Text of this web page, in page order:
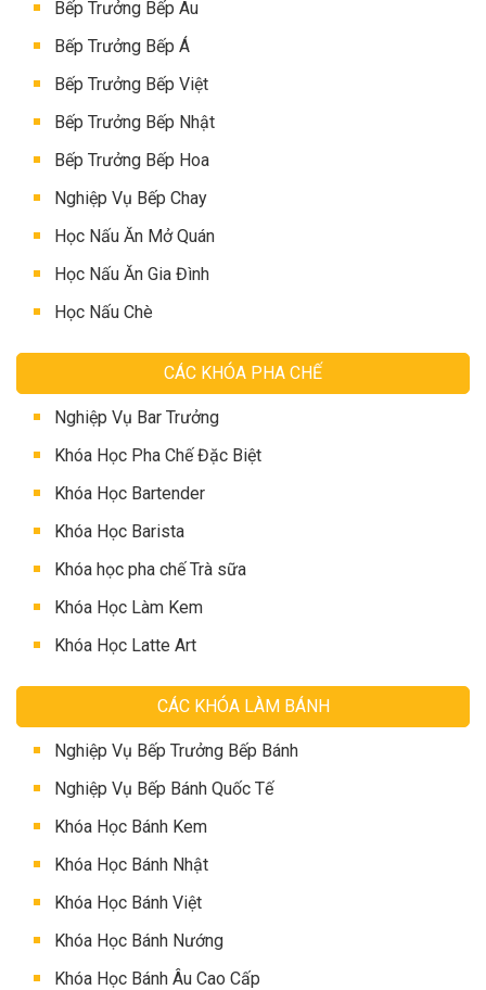
Bếp Trưởng Bếp Âu
Bếp Trưởng Bếp Á
Bếp Trưởng Bếp Việt
Bếp Trưởng Bếp Nhật
Bếp Trưởng Bếp Hoa
Nghiệp Vụ Bếp Chay
Học Nấu Ăn Mở Quán
Học Nấu Ăn Gia Đình
Học Nấu Chè
CÁC KHÓA PHA CHẾ
Nghiệp Vụ Bar Trưởng
Khóa Học Pha Chế Đặc Biệt
Khóa Học Bartender
Khóa Học Barista
Khóa học pha chế Trà sữa
Khóa Học Làm Kem
Khóa Học Latte Art
CÁC KHÓA LÀM BÁNH
Nghiệp Vụ Bếp Trưởng Bếp Bánh
Nghiệp Vụ Bếp Bánh Quốc Tế
Khóa Học Bánh Kem
Khóa Học Bánh Nhật
Khóa Học Bánh Việt
Khóa Học Bánh Nướng
Khóa Học Bánh Âu Cao Cấp